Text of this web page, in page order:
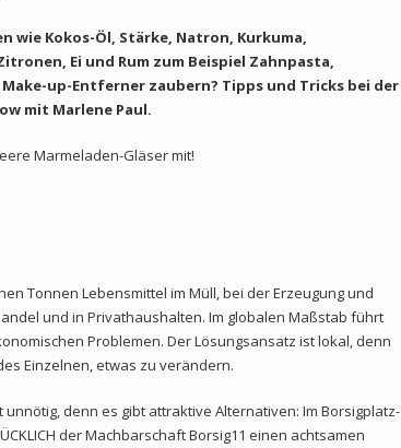
wie Kokos-Öl, Stärke, Natron, Kurkuma,
Ei und Rum zum Beispiel Zahnpasta,
Make-up-Entferner zaubern? Tipps und Tricks bei der
mit Marlene Paul.
Marmeladen-Gläser mit!
Tonnen Lebensmittel im Müll, bei der Erzeugung und
und in Privathaushalten. Im globalen Maßstab führt
Problemen. Der Lösungsansatz ist lokal, denn
Einzelnen, etwas zu verändern.
denn es gibt attraktive Alternativen: Im Borsigplatz-
der Machbarschaft Borsig11 einen achtsamen